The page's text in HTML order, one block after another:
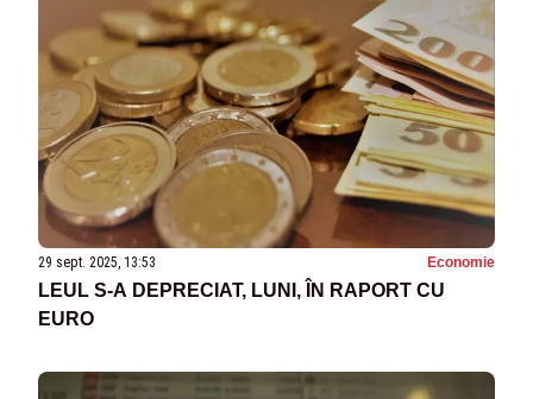
29 sept. 2025, 13:53 Economie
LEUL S-A DEPRECIAT, LUNI, ÎN RAPORT CU
EURO